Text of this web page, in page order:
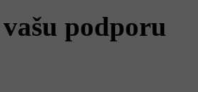
podporu